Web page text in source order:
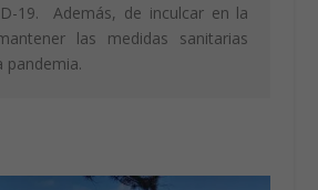
19. Además, de inculcar en la
las medidas sanitarias
pandemia.